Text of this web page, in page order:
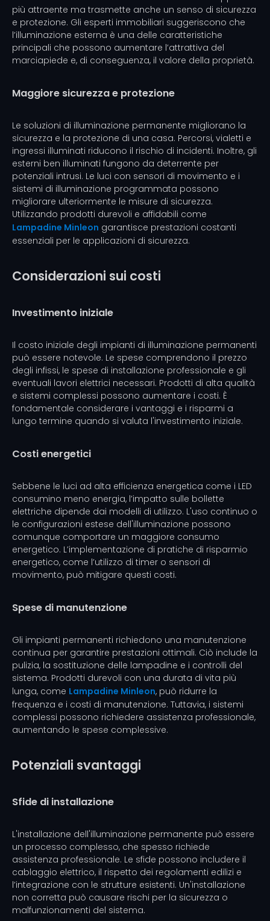
più attraente ma trasmette anche un senso di sicurezza
e protezione. Gli esperti immobiliari suggeriscono che
l’illuminazione esterna è una delle caratteristiche
principali che possono aumentare l’attrattiva del
marciapiede e, di conseguenza, il valore della proprietà.
Maggiore sicurezza e protezione
Le soluzioni di illuminazione permanente migliorano la
sicurezza e la protezione di una casa. Percorsi, vialetti e
ingressi illuminati riducono il rischio di incidenti. Inoltre, gli
esterni ben illuminati fungono da deterrente per
potenziali intrusi. Le luci con sensori di movimento e i
sistemi di illuminazione programmata possono
migliorare ulteriormente le misure di sicurezza.
Utilizzando prodotti durevoli e affidabili come
Lampadine Minleon garantisce prestazioni costanti
essenziali per le applicazioni di sicurezza.
Considerazioni sui costi
Investimento iniziale
Il costo iniziale degli impianti di illuminazione permanenti
può essere notevole. Le spese comprendono il prezzo
degli infissi, le spese di installazione professionale e gli
eventuali lavori elettrici necessari. Prodotti di alta qualità
e sistemi complessi possono aumentare i costi. È
fondamentale considerare i vantaggi e i risparmi a
lungo termine quando si valuta l'investimento iniziale.
Costi energetici
Sebbene le luci ad alta efficienza energetica come i LED
consumino meno energia, l’impatto sulle bollette
elettriche dipende dai modelli di utilizzo. L'uso continuo o
le configurazioni estese dell'illuminazione possono
comunque comportare un maggiore consumo
energetico. L’implementazione di pratiche di risparmio
energetico, come l’utilizzo di timer o sensori di
movimento, può mitigare questi costi.
Spese di manutenzione
Gli impianti permanenti richiedono una manutenzione
continua per garantire prestazioni ottimali. Ciò include la
pulizia, la sostituzione delle lampadine e i controlli del
sistema. Prodotti durevoli con una durata di vita più
lunga, come Lampadine Minleon, può ridurre la
frequenza e i costi di manutenzione. Tuttavia, i sistemi
complessi possono richiedere assistenza professionale,
aumentando le spese complessive.
Potenziali svantaggi
Sfide di installazione
L'installazione dell'illuminazione permanente può essere
un processo complesso, che spesso richiede
assistenza professionale. Le sfide possono includere il
cablaggio elettrico, il rispetto dei regolamenti edilizi e
l’integrazione con le strutture esistenti. Un'installazione
non corretta può causare rischi per la sicurezza o
malfunzionamenti del sistema.